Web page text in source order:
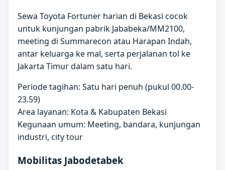
Sewa Toyota Fortuner harian di Bekasi cocok
untuk kunjungan pabrik Jababeka/MM2100,
meeting di Summarecon atau Harapan Indah,
antar keluarga ke mal, serta perjalanan tol ke
Jakarta Timur dalam satu hari.
Periode tagihan: Satu hari penuh (pukul 00.00-
23.59)
Area layanan: Kota & Kabupaten Bekasi
Kegunaan umum: Meeting, bandara, kunjungan
industri, city tour
Mobilitas Jabodetabek